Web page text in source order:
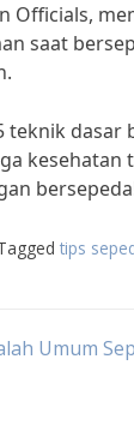
Officials,
saat
teknik
tips
Umum